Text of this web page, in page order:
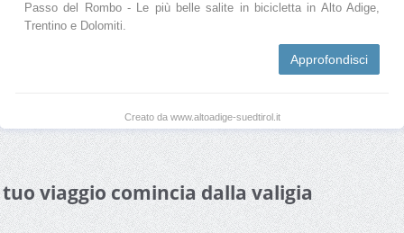
Passo del Rombo - Le più belle salite in bicicletta in Alto Adige,
Trentino e Dolomiti.
Approfondisci
Creato da www.altoadige-suedtirol.it
viaggio comincia dalla valigia